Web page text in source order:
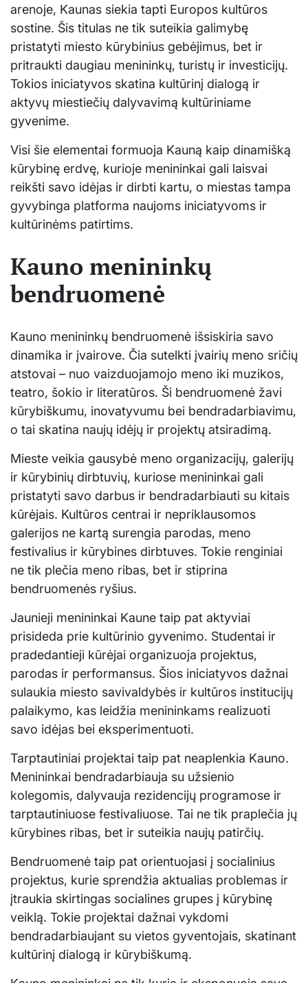
arenoje, Kaunas siekia tapti Europos kultūros
sostine. Šis titulas ne tik suteikia galimybę
pristatyti miesto kūrybinius gebėjimus, bet ir
pritraukti daugiau menininkų, turistų ir investicijų.
Tokios iniciatyvos skatina kultūrinį dialogą ir
aktyvų miestiečių dalyvavimą kultūriniame
gyvenime.
Visi šie elementai formuoja Kauną kaip dinamišką
kūrybinę erdvę, kurioje menininkai gali laisvai
reikšti savo idėjas ir dirbti kartu, o miestas tampa
gyvybinga platforma naujoms iniciatyvoms ir
kultūrinėms patirtims.
Kauno menininkų
bendruomenė
Kauno menininkų bendruomenė išsiskiria savo
dinamika ir įvairove. Čia sutelkti įvairių meno sričių
atstovai – nuo vaizduojamojo meno iki muzikos,
teatro, šokio ir literatūros. Ši bendruomenė žavi
kūrybiškumu, inovatyvumu bei bendradarbiavimu,
o tai skatina naujų idėjų ir projektų atsiradimą.
Mieste veikia gausybė meno organizacijų, galerijų
ir kūrybinių dirbtuvių, kuriose menininkai gali
pristatyti savo darbus ir bendradarbiauti su kitais
kūrėjais. Kultūros centrai ir nepriklausomos
galerijos ne kartą surengia parodas, meno
festivalius ir kūrybines dirbtuves. Tokie renginiai
ne tik plečia meno ribas, bet ir stiprina
bendruomenės ryšius.
Jaunieji menininkai Kaune taip pat aktyviai
prisideda prie kultūrinio gyvenimo. Studentai ir
pradedantieji kūrėjai organizuoja projektus,
parodas ir performansus. Šios iniciatyvos dažnai
sulaukia miesto savivaldybės ir kultūros institucijų
palaikymo, kas leidžia menininkams realizuoti
savo idėjas bei eksperimentuoti.
Tarptautiniai projektai taip pat neaplenkia Kauno.
Menininkai bendradarbiauja su užsienio
kolegomis, dalyvauja rezidencijų programose ir
tarptautiniuose festivaliuose. Tai ne tik praplečia jų
kūrybines ribas, bet ir suteikia naujų patirčių.
Bendruomenė taip pat orientuojasi į socialinius
projektus, kurie sprendžia aktualias problemas ir
įtraukia skirtingas socialines grupes į kūrybinę
veiklą. Tokie projektai dažnai vykdomi
bendradarbiaujant su vietos gyventojais, skatinant
kultūrinį dialogą ir kūrybiškumą.